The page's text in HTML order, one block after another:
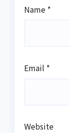
Name *
Email *
Website